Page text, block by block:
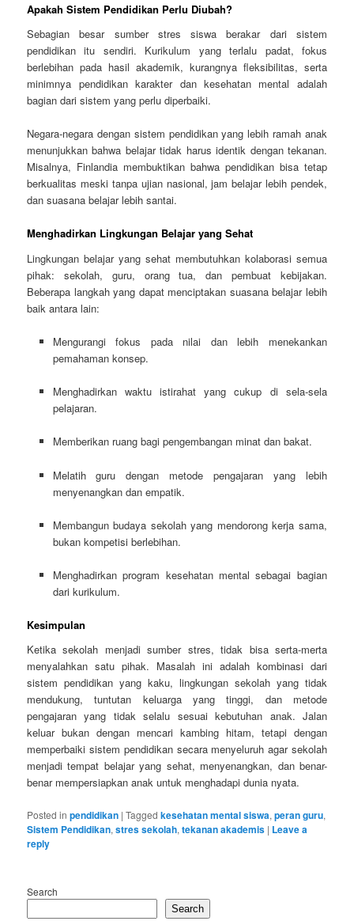
Apakah Sistem Pendidikan Perlu Diubah?
Sebagian besar sumber stres siswa berakar dari sistem
pendidikan itu sendiri. Kurikulum yang terlalu padat, fokus
berlebihan pada hasil akademik, kurangnya fleksibilitas, serta
minimnya pendidikan karakter dan kesehatan mental adalah
bagian dari sistem yang perlu diperbaiki.
Negara-negara dengan sistem pendidikan yang lebih ramah anak
menunjukkan bahwa belajar tidak harus identik dengan tekanan.
Misalnya, Finlandia membuktikan bahwa pendidikan bisa tetap
berkualitas meski tanpa ujian nasional, jam belajar lebih pendek,
dan suasana belajar lebih santai.
Menghadirkan Lingkungan Belajar yang Sehat
Lingkungan belajar yang sehat membutuhkan kolaborasi semua
pihak: sekolah, guru, orang tua, dan pembuat kebijakan.
Beberapa langkah yang dapat menciptakan suasana belajar lebih
baik antara lain:
Mengurangi fokus pada nilai dan lebih menekankan
pemahaman konsep.
Menghadirkan waktu istirahat yang cukup di sela-sela
pelajaran.
Memberikan ruang bagi pengembangan minat dan bakat.
Melatih guru dengan metode pengajaran yang lebih
menyenangkan dan empatik.
Membangun budaya sekolah yang mendorong kerja sama,
bukan kompetisi berlebihan.
Menghadirkan program kesehatan mental sebagai bagian
dari kurikulum.
Kesimpulan
Ketika sekolah menjadi sumber stres, tidak bisa serta-merta
menyalahkan satu pihak. Masalah ini adalah kombinasi dari
sistem pendidikan yang kaku, lingkungan sekolah yang tidak
mendukung, tuntutan keluarga yang tinggi, dan metode
pengajaran yang tidak selalu sesuai kebutuhan anak. Jalan
keluar bukan dengan mencari kambing hitam, tetapi dengan
memperbaiki sistem pendidikan secara menyeluruh agar sekolah
menjadi tempat belajar yang sehat, menyenangkan, dan benar-
benar mempersiapkan anak untuk menghadapi dunia nyata.
Posted in pendidikan |Tagged kesehatan mental siswa,peran guru,
Sistem Pendidikan,stres sekolah,tekanan akademis | Leave a
reply
Search
Search